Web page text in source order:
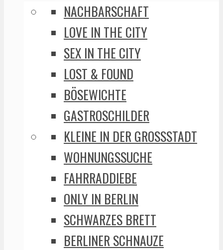
NACHBARSCHAFT
LOVE IN THE CITY
SEX IN THE CITY
LOST & FOUND
BÖSEWICHTE
GASTROSCHILDER
KLEINE IN DER GROSSSTADT
WOHNUNGSSUCHE
FAHRRADDIEBE
ONLY IN BERLIN
SCHWARZES BRETT
BERLINER SCHNAUZE